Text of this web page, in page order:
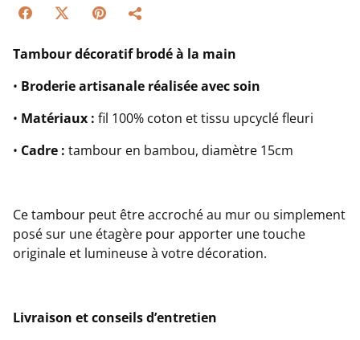
Tambour décoratif brodé à la main
• Broderie artisanale réalisée avec soin
• Matériaux : fil 100% coton et tissu upcyclé fleuri
• Cadre : tambour en bambou, diamètre 15cm
Ce tambour peut être accroché au mur ou simplement
posé sur une étagère pour apporter une touche
originale et lumineuse à votre décoration.
Livraison et conseils d’entretien